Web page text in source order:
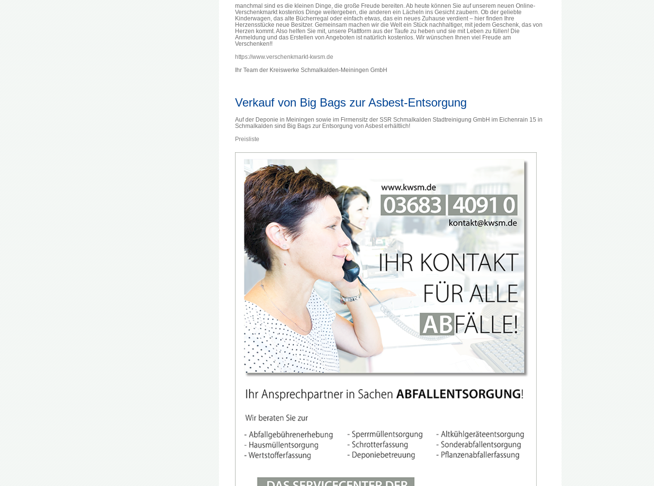
manchmal sind es die kleinen Dinge, die große Freude bereiten. Ab heute können Sie auf unserem neuen Online-
Verschenkmarkt kostenlos Dinge weitergeben, die anderen ein Lächeln ins Gesicht zaubern. Ob der geliebte
Kinderwagen, das alte Bücherregal oder einfach etwas, das ein neues Zuhause verdient – hier finden Ihre
Herzensstücke neue Besitzer. Gemeinsam machen wir die Welt ein Stück nachhaltiger, mit jedem Geschenk, das von
Herzen kommt. Also helfen Sie mit, unsere Plattform aus der Taufe zu heben und sie mit Leben zu füllen! Die
Anmeldung und das Erstellen von Angeboten ist natürlich kostenlos. Wir wünschen Ihnen viel Freude am
Verschenken!!
https://www.verschenkmarkt-kwsm.de
Ihr Team der Kreiswerke Schmalkalden-Meiningen GmbH
Verkauf von Big Bags zur Asbest-Entsorgung
Auf der Deponie in Meiningen sowie im Firmensitz der SSR Schmalkalden Stadtreinigung GmbH im Eichenrain 15 in
Schmalkalden sind Big Bags zur Entsorgung von Asbest erhältlich!
Preisliste